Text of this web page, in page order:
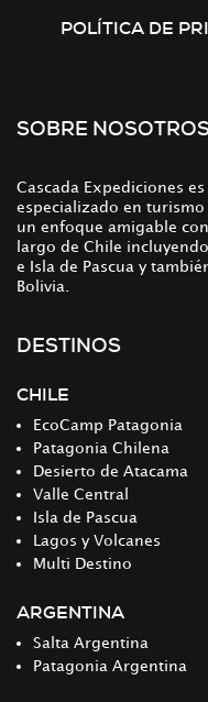
POLÍTICA DE
SOBRE
Cascada Expediciones
especializado en turismo
un enfoque amigable
largo de Chile
e Isla de Pascua y
Bolivia.
DESTINOS
CHILE
EcoCamp Patagonia
Patagonia Chilena
Desierto de Atacama
Valle Central
Isla de Pascua
Lagos y Volcanes
Multi Destino
ARGENTINA
Salta Argentina
Patagonia Argentina